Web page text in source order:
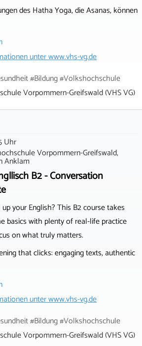
des Hatha Yoga, die Asanas, können
unterwww.vhs-vg.de
#Bildung #Volkshochschule
Vorpommern-Greifswald (VHS VG)
Uhr
Vorpommern-Greifswald,
Anklam
B2 - Conversation
your English? This B2 course takes
basics with plenty of real-life practice
on what truly matters.
that clicks: engaging texts, authentic
unterwww.vhs-vg.de
#Bildung #Volkshochschule
Vorpommern-Greifswald (VHS VG)